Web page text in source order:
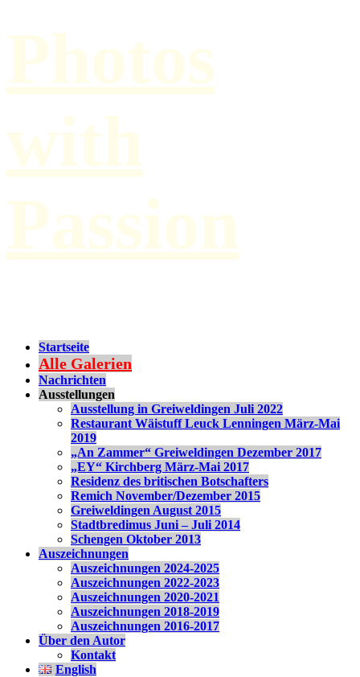
Photos
with
Passion
Startseite
Alle Galerien
Nachrichten
Ausstellungen
Ausstellung in Greiweldingen Juli 2022
Restaurant Wäistuff Leuck Lenningen März-Mai
2019
„An Zammer“ Greiweldingen Dezember 2017
„EY“ Kirchberg März-Mai 2017
Residenz des britischen Botschafters
Remich November/Dezember 2015
Greiweldingen August 2015
Stadtbredimus Juni – Juli 2014
Schengen Oktober 2013
Auszeichnungen
Auszeichnungen 2024-2025
Auszeichnungen 2022-2023
Auszeichnungen 2020-2021
Auszeichnungen 2018-2019
Auszeichnungen 2016-2017
Über den Autor
Kontakt
English